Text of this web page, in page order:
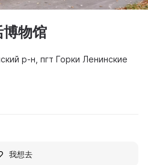
物馆
р-н, пгт Горки Ленинские
我想去